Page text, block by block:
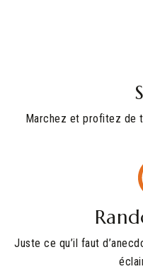
Marchez et profitez de
Juste ce qu’il faut